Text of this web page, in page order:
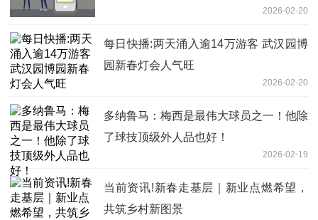
2026-02-20
每日快播:两天涌入逾14万游客 武汉园博
园新春灯会人气旺
2026-02-20
多纳鲁马：梅西是最伟大球员之一！他除
了球技顶级外人品也好！
2026-02-19
当前资讯!新春走基层｜新业点燃希望，
共筑乡村新图景